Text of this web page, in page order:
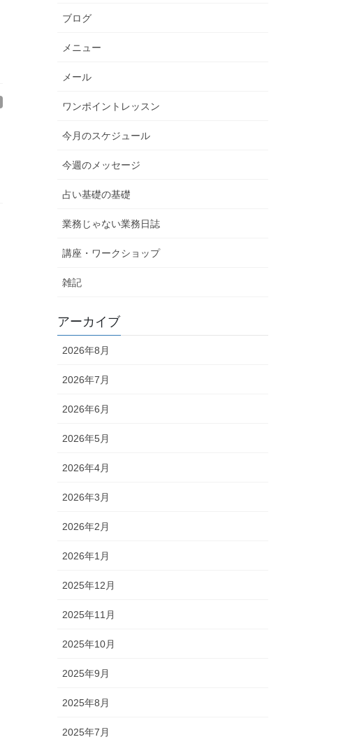
ブログ
メニュー
メール
ワンポイントレッスン
今月のスケジュール
今週のメッセージ
占い基礎の基礎
業務じゃない業務日誌
講座・ワークショップ
雑記
アーカイブ
2026年8月
2026年7月
2026年6月
2026年5月
2026年4月
2026年3月
2026年2月
2026年1月
2025年12月
2025年11月
2025年10月
2025年9月
2025年8月
2025年7月